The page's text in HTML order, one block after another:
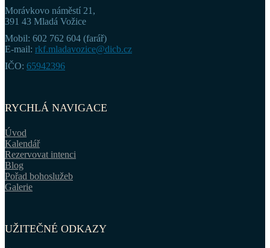
Morávkovo náměstí 21,
391 43 Mladá Vožice
Mobil: 602 762 604 (farář)
E-mail: rkf.mladavozice@dicb.cz
IČO: 65942396
RYCHLÁ NAVIGACE
Úvod
Kalendář
Rezervovat intenci
Blog
Pořad bohoslužeb
Galerie
UŽITEČNÉ ODKAZY